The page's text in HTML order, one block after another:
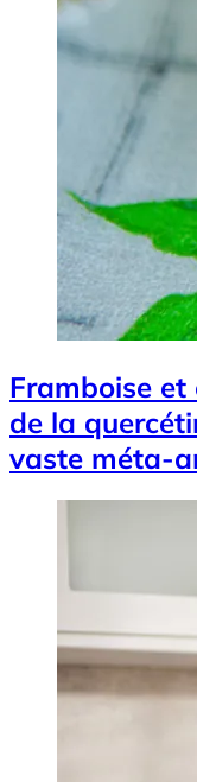
Framboise et
de la
vaste méta-